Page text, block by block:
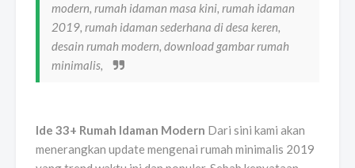
modern, rumah idaman masa kini, rumah idaman
2019, rumah idaman sederhana di desa keren,
desain rumah modern, download gambar rumah
minimalis,
Ide 33+ Rumah Idaman Modern Dari sini kami akan
menerangkan update mengenai rumah minimalis 2019